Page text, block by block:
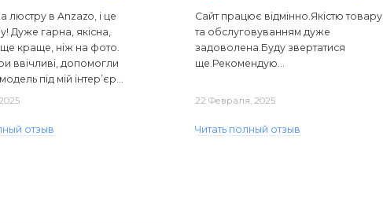
люстру в Anzazo, і це
Дуже гарна, якісна,
краще, ніж на фото.
ввічливі, допомогли
під мій інтер’єр...
отзыв
Сайт працює відмінно.Якістю товару
та обслуговуванням дуже
задоволена.Буду звертатися
ще.Рекомендую...
22 Февраля, 2025
Читать полный отзыв